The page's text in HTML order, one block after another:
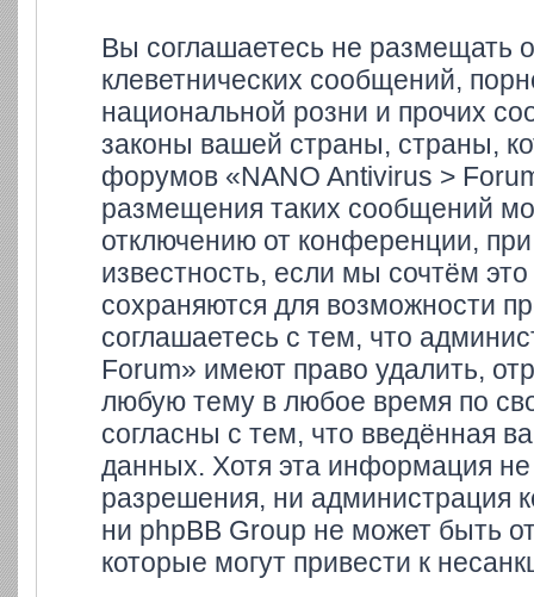
Вы соглашаетесь не размещать
клеветнических сообщений,
национальной розни и прочих
законы вашей страны, страны,
форумов «NANO Antivirus >
размещения таких сообщений
отключению от конференции,
известность, если мы сочтём
сохраняются для возможности
соглашаетесь с тем, что
Forum» имеют право удалить,
любую тему в любое время по
согласны с тем, что введённая
данных. Хотя эта информация
разрешения, ни администрация
ни phpBB Group не может быть
которые могут привести к